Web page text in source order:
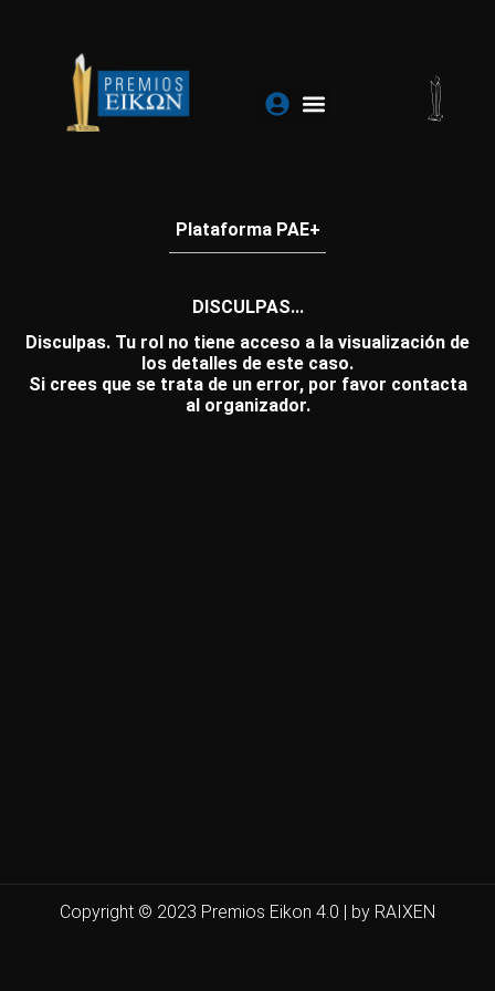
contenido
Plataforma PAE+
DISCULPAS...
Disculpas. Tu rol no tiene acceso a la visualización de
los detalles de este caso.
Si crees que se trata de un error, por favor contacta
al organizador.
Copyright © 2023 Premios Eikon 4.0 | by RAIXEN